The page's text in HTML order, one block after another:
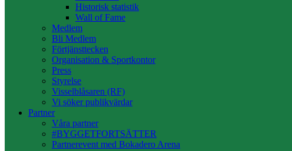
Historisk statistik
Wall of Fame
Medlem
Bli Medlem
Förtjänsttecken
Organisation & Sportkontor
Press
Styrelse
Visselblåsaren (RF)
Vi söker publikvärdar
Partner
Våra partner
#BYGGETFORTSÄTTER
Partnerevent med Bokadero Arena